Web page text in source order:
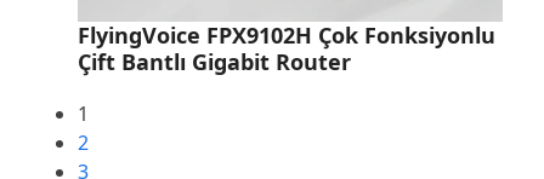
FlyingVoice FPX9102H Çok Fonksiyonlu
Çift Bantlı Gigabit Router
1
2
3